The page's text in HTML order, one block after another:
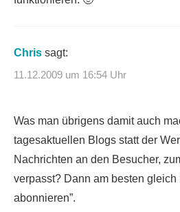
Chris sagt:
11.12.2009 um 16:54 Uhr
Was man übrigens damit auch
tagesaktuellen Blogs statt der
Nachrichten an den Besucher,
verpasst? Dann am besten gleich
abonnieren”.